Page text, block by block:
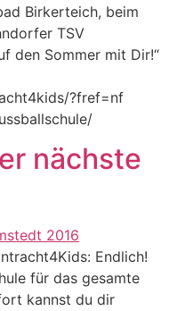
Birkerteich, beim
TSV
den Sommer mit Dir!“
?fref=nf
nächste
Endlich!
für das gesamte
kannst du dir